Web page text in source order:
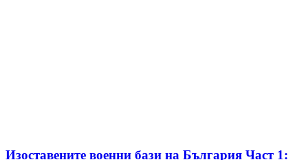
Изоставените военни бази на България Част 1: